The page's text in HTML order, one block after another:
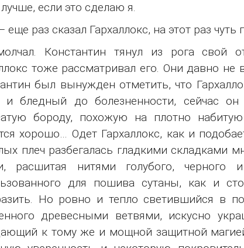
если это сделаю я.
еще раз сказал Гархаллокс, на этот раз чуть
Константин тянул из рога свой
тоже рассматривал его. Они давно не
был вынужден отметить, что
и бледный до болезненности, сейчас он
бороду, похожую на плотно
хорошо… Одет Гархаллокс, как и
плеч разбегалась гладкими складками
расшитая нитями голубого, черного
для пошива сутаны, как и
Но ровно и тепло светившийся в
древесными ветвями, искусно
к тому же и мощной защитной